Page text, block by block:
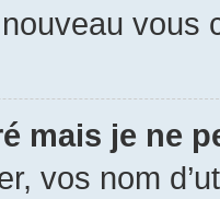
vous
mais je ne
vos nom